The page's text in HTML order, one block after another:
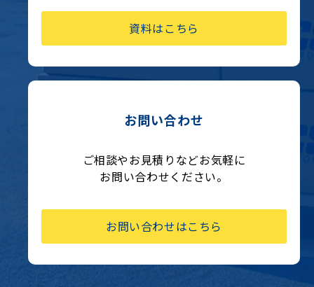
資料はこちら
お問い合わせ
ご相談やお見積りなどお気軽に
お問い合わせください。
お問い合わせはこちら